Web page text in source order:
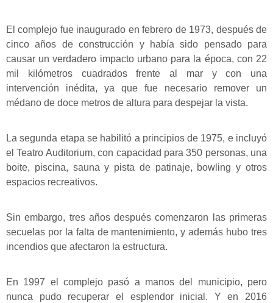
El complejo fue inaugurado en febrero de 1973, después de
cinco años de construcción y había sido pensado para
causar un verdadero impacto urbano para la época, con 22
mil kilómetros cuadrados frente al mar y con una
intervención inédita, ya que fue necesario remover un
médano de doce metros de altura para despejar la vista.
La segunda etapa se habilitó a principios de 1975, e incluyó
el Teatro Auditorium, con capacidad para 350 personas, una
boite, piscina, sauna y pista de patinaje, bowling y otros
espacios recreativos.
Sin embargo, tres años después comenzaron las primeras
secuelas por la falta de mantenimiento, y además hubo tres
incendios que afectaron la estructura.
En 1997 el complejo pasó a manos del municipio, pero
nunca pudo recuperar el esplendor inicial. Y en 2016